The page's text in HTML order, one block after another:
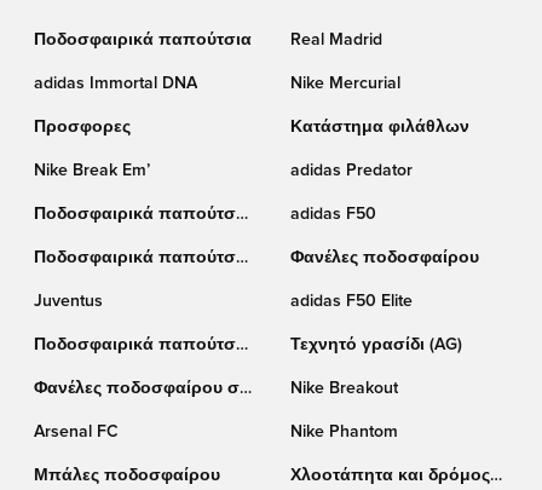
Ποδοσφαιρικά παπούτσια Real Madrid
adidas Immortal DNA Nike Mercurial
Προσφορες Κατάστημα φιλάθλων
Nike Break Em’ adidas Predator
Ποδοσφαιρικά παπούτσια
adidas F50
Ποδοσφαιρικά παπούτσια
Φανέλες ποδοσφαίρου
Juventus adidas F50 Elite
Ποδοσφαιρικά παπούτσια
Τεχνητό γρασίδι (AG)
Φανέλες ποδοσφαίρου σε
Nike Breakout
Arsenal FC Nike Phantom
Μπάλες ποδοσφαίρου
Χλοοτάπητα και δρόμος